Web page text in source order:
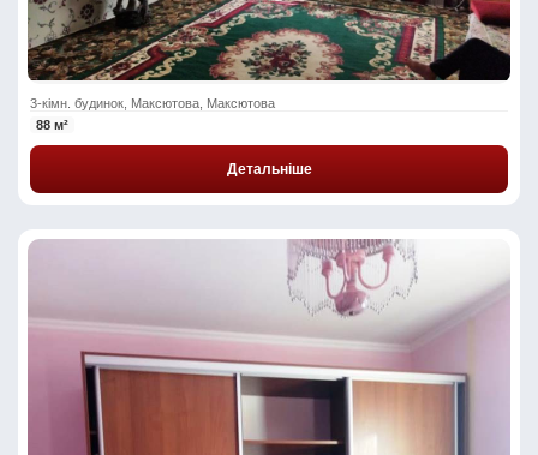
3-кімн. будинок, Максютова, Максютова
88 м²
Детальніше